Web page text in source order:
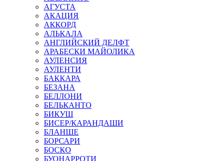
АГУСТА
АКАЦИЯ
АККОРД
АЛЬКАЛА
АНГЛИЙСКИЙ ДЕЛФТ
АРАБЕСКИ МАЙОЛИКА
АУЛЕНСИЯ
АУЛЕНТИ
БАККАРА
БЕЗАНА
БЕЛЛОНИ
БЕЛЬКАНТО
БИКУШ
БИСЕР/КАРАНДАШИ
БЛАНШЕ
БОРСАРИ
БОСКО
БУОНАРРОТИ